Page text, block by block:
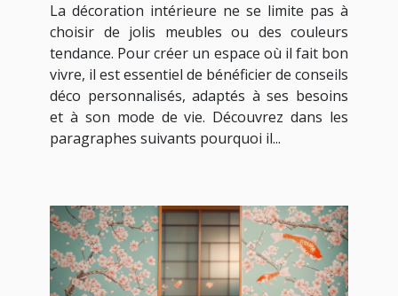
La décoration intérieure ne se limite pas à
choisir de jolis meubles ou des couleurs
tendance. Pour créer un espace où il fait bon
vivre, il est essentiel de bénéficier de conseils
déco personnalisés, adaptés à ses besoins
et à son mode de vie. Découvrez dans les
paragraphes suivants pourquoi il...